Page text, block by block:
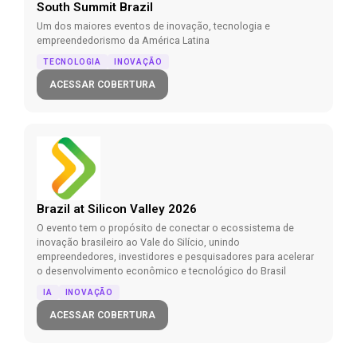
South Summit Brazil
Um dos maiores eventos de inovação, tecnologia e
empreendedorismo da América Latina
TECNOLOGIA INOVAÇÃO
ACESSAR COBERTURA
Brazil at Silicon Valley 2026
O evento tem o propósito de conectar o ecossistema de
inovação brasileiro ao Vale do Silício, unindo
empreendedores, investidores e pesquisadores para acelerar
o desenvolvimento econômico e tecnológico do Brasil
IA INOVAÇÃO
ACESSAR COBERTURA